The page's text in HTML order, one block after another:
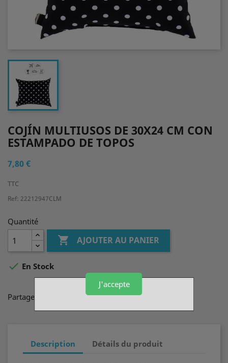
COJÍN MULTIUSOS DE 30X24 CM CON
ESTAMPADO DE TOPOS
7,80 €
TTC
Ref: 22212947CLM
Quantité
 AJOUTER AU PANIER
 En Stock
Partager
Description Détails du produit
J'accepte